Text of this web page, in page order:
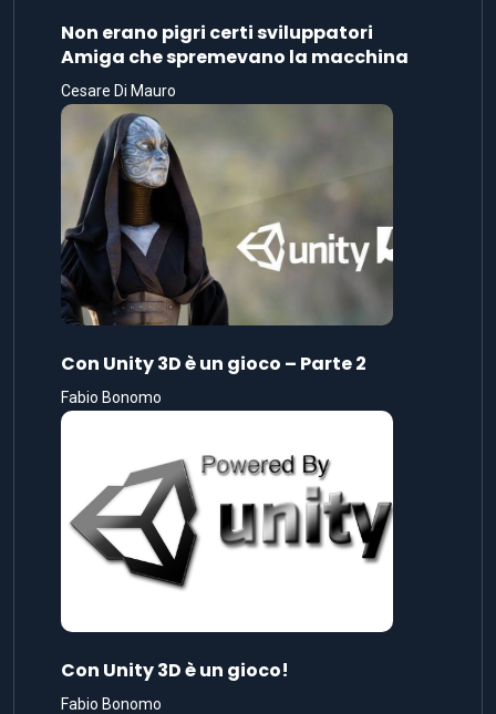
Non erano pigri certi sviluppatori
Amiga che spremevano la macchina
Cesare Di Mauro
Con Unity 3D è un gioco – Parte 2
Fabio Bonomo
Con Unity 3D è un gioco!
Fabio Bonomo